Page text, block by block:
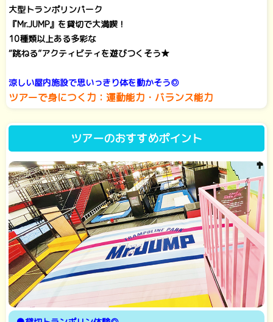
大型トランポリンパーク
『Mr.JUMP』を貸切で大満喫！
10種類以上ある多彩な
“跳ねる”アクティビティを遊びつくそう★
涼しい屋内施設で思いっきり体を動かそう◎
ツアーで身につく力：運動能力・ バランス能力
ツアーのおすすめポイント